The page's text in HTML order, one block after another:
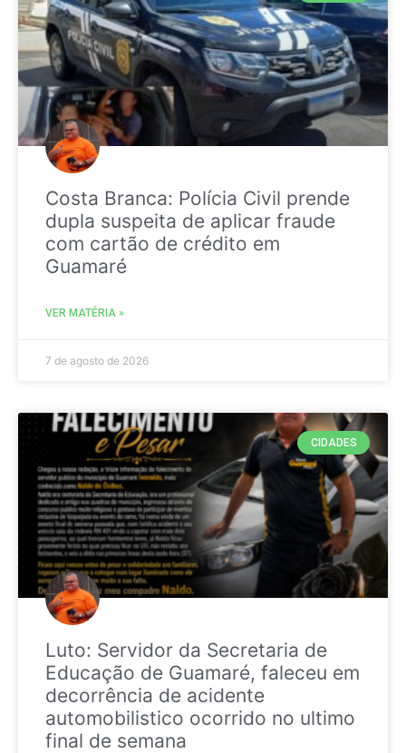
Costa Branca: Polícia Civil prende
dupla suspeita de aplicar fraude
com cartão de crédito em
Guamaré
VER MATÉRIA »
7 de agosto de 2026
CIDADES
Luto: Servidor da Secretaria de
Educação de Guamaré, faleceu em
decorrência de acidente
automobilistico ocorrido no ultimo
final de semana